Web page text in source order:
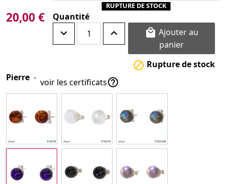
RUPTURE DE STOCK
20,00 € Quantité
 Ajouter au
panier
 Rupture de stock
Pierre - voir les certificats